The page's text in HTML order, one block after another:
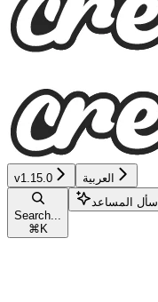
v1.15.0 العربية
Search...
⌘ K
اسأل المساعد